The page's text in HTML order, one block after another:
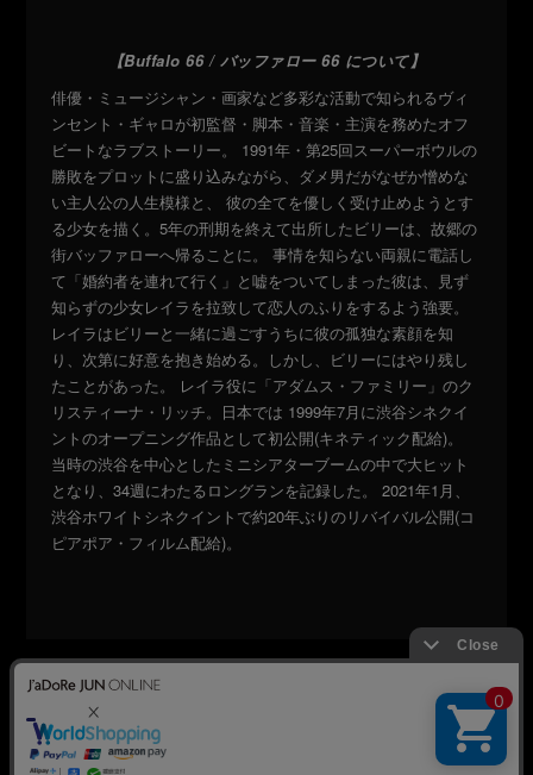
【Buffalo 66 / バッファロー 66 について】
俳優・ミュージシャン・画家など多彩な活動で知られるヴィ
ンセント・ギャロが初監督・脚本・音楽・主演を務めたオフ
ビートなラブストーリー。
1991年・第25回スーパーボウルの
勝敗をプロットに盛り込みながら、ダメ男だがなぜか憎めな
い主人公の人生模様と、
彼の全てを優しく受け止めようとす
る少女を描く。5年の刑期を終えて出所したビリーは、故郷の
街バッファローへ帰ることに。
事情を知らない両親に電話し
て「婚約者を連れて行く」と嘘をついてしまった彼は、見ず
知らずの少女レイラを拉致して恋人のふりをするよう強要。
レイラはビリーと一緒に過ごすうちに彼の孤独な素顔を知
り、次第に好意を抱き始める。しかし、ビリーにはやり残し
たことがあった。
レイラ役に「アダムス・ファミリー」のク
リスティーナ・リッチ。日本では 1999年7月に渋谷シネクイ
ントのオープニング作品として初公開(キネティック配給)。
当時の渋谷を中心としたミニシアターブームの中で大ヒット
となり、34週にわたるロングランを記録した。
2021年1月、
渋谷ホワイトシネクイントで約20年ぶりのリバイバル公開(コ
ピアポア・フィルム配給)。